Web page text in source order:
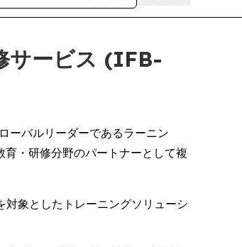
サービス (IFB-
ーバルリーダーであるラーニン
・研修分野のパートナーとして複
象としたトレーニングソリューシ